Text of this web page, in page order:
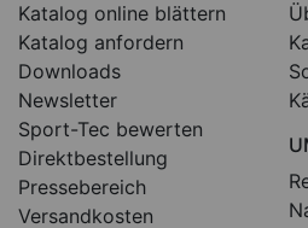
Katalog online blättern
Katalog anfordern
Downloads
Newsletter
Sport-Tec bewerten
Direktbestellung
Pressebereich
Versandkosten